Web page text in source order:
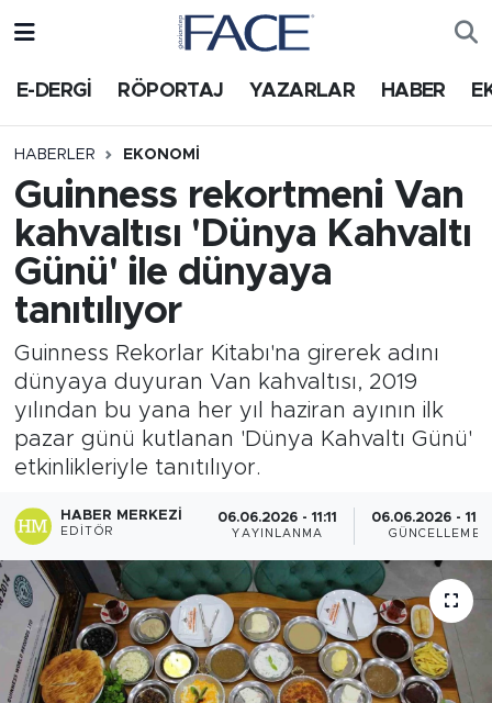
E-DERGİ RÖPORTAJ YAZARLAR HABER
HABERLER EKONOMI
Guinness rekortmeni Van
kahvaltısı 'Dünya Kahvaltı
Günü' ile dünyaya
tanıtılıyor
Guinness Rekorlar Kitabı'na girerek adını
dünyaya duyuran Van kahvaltısı, 2019
yılından bu yana her yıl haziran ayının ilk
pazar günü kutlanan 'Dünya Kahvaltı Günü'
etkinlikleriyle tanıtılıyor.
HABER MERKEZI
EDITÖR
06.06.2026 - 11:11
YAYINLANMA
06.06.2026 -
GÜNCELLEME
HABER
Nöbetçi Eczaneler
Trafik Durumu
Süper Lig Puan Durumu ve Fikstür
Tüm Manşetler
Son Dakika Haberleri
Haber Arşivi